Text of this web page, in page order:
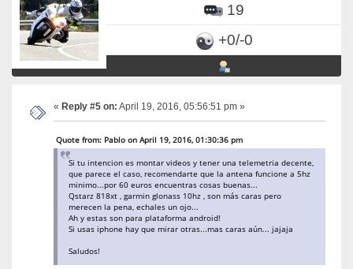
19
+0/-0
« Reply #5 on: April 19, 2016, 05:56:51 pm »
Quote from: Pablo on April 19, 2016, 01:30:36 pm
Si tu intencion es montar videos y tener una telemetria decente,
que parece el caso, recomendarte que la antena funcione a 5hz
minimo...por 60 euros encuentras cosas buenas...
Qstarz 818xt , garmin glonass 10hz , son más caras pero
merecen la pena, echales un ojo...
Ah y estas son para plataforma android!
Si usas iphone hay que mirar otras...mas caras aún... jajaja
Saludos!